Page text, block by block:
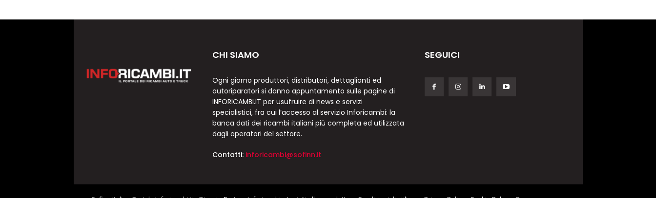
CHI SIAMO
Ogni giorno produttori, distributori, dettaglianti ed
autoriparatori si danno appuntamento sulle pagine di
INFORICAMBI.IT per usufruire di news e servizi
specialistici, fra cui l’accesso al servizio Inforicambi: la
banca dati dei ricambi italiani più completa ed utilizzata
dagli operatori del settore.
Contatti: inforicambi@sofinn.it
SEGUICI